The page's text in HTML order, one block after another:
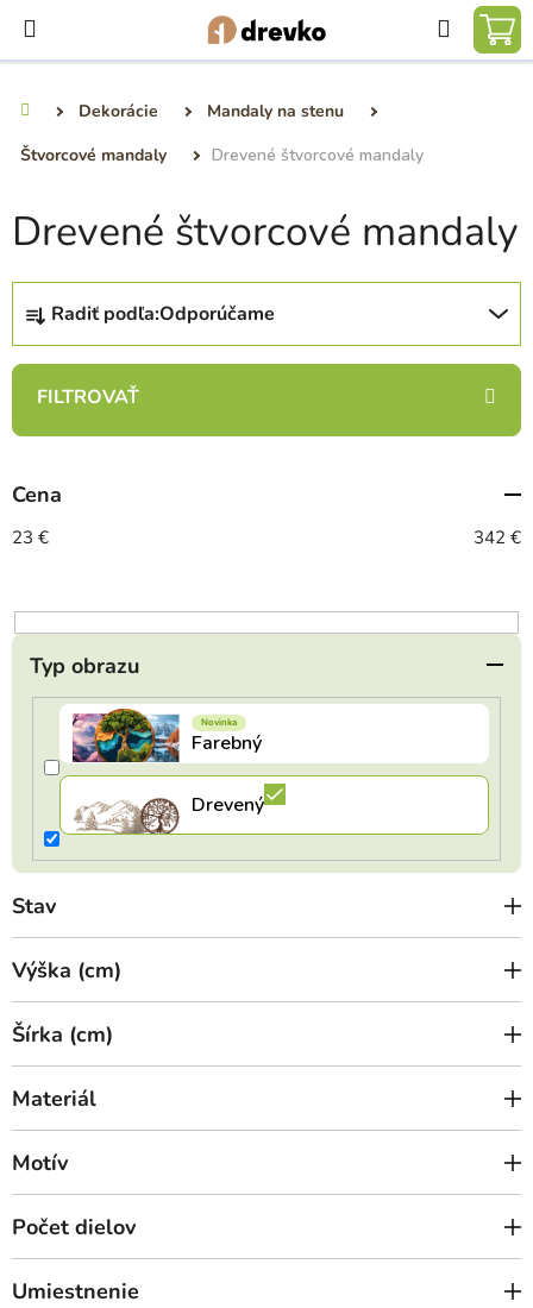
obsah
Hľadať
Dekorácie
Mandaly na stenu
Štvorcové mandaly
Drevené štvorcové mandaly
Drevené štvorcové mandaly
R
d
n
e
p
r
d
u
Radiť podľa:Odporúčame
Cena
23 € 342 €
Typ obrazu
Stav
Výška (cm)
Šírka (cm)
Materiál
Motív
Počet dielov
Umiestnenie